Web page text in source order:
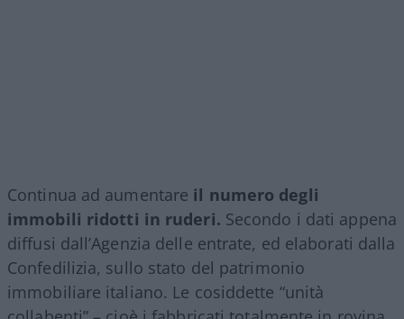
Continua ad aumentare il numero degli
immobili ridotti in ruderi. Secondo i dati appena
diffusi dall’Agenzia delle entrate, ed elaborati dalla
Confedilizia, sullo stato del patrimonio
immobiliare italiano. Le cosiddette “unità